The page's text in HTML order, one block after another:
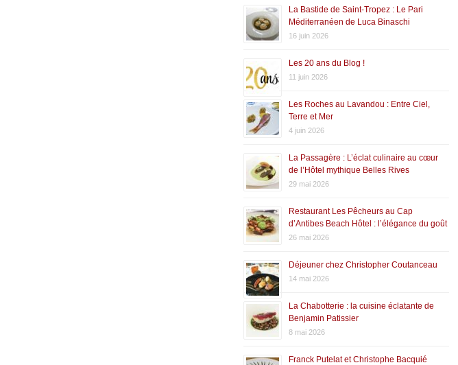
La Bastide de Saint-Tropez : Le Pari
Méditerranéen de Luca Binaschi
16 juin 2026
Les 20 ans du Blog !
11 juin 2026
Les Roches au Lavandou : Entre Ciel,
Terre et Mer
4 juin 2026
La Passagère : L’éclat culinaire au cœur
de l’Hôtel mythique Belles Rives
29 mai 2026
Restaurant Les Pêcheurs au Cap
d’Antibes Beach Hôtel : l’élégance du goût
26 mai 2026
Déjeuner chez Christopher Coutanceau
14 mai 2026
La Chabotterie : la cuisine éclatante de
Benjamin Patissier
8 mai 2026
Franck Putelat et Christophe Bacquié